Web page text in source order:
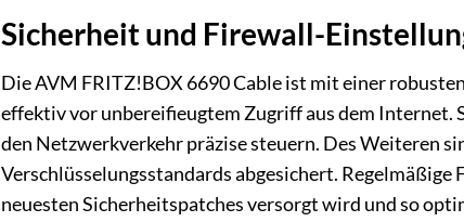
Sicherheit und Firewall-
Die AVM FRITZ!BOX 6690 Cable ist mit einer
effektiv vor unbereifieugtem Zugriff aus dem Internet.
den Netzwerkverkehr präzise steuern. Des Weiteren
Verschlüsselungsstandards abgesichert.
neuesten Sicherheitspatches versorgt wird und so